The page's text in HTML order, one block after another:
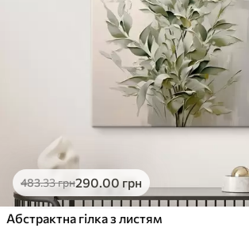
Яскраві, насичені кольори
Стійкість до вицвітання
Безпечне чорнило без запаху
Поверхня з текстурою полотна
Екологічний матеріал
Еко-Преміум
.00грн
✓Яскраві, насичені кольори
483.33грн290.00 грн
Абстрактна гілка з листям